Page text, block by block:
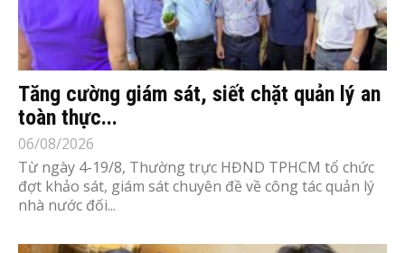
Tăng cường giám sát, siết chặt quản lý an
toàn thực...
06/08/2026
Từ ngày 4-19/8, Thường trực HĐND TPHCM tổ chức
đợt khảo sát, giám sát chuyên đề về công tác quản lý
nhà nước đối...